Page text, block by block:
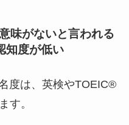
味がないと言われる
知度が低い
度は、英検やTOEIC®
す。